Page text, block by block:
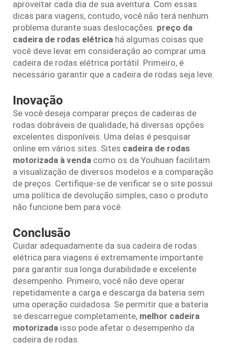
aproveitar cada dia de sua aventura. Com essas
dicas para viagens, contudo, você não terá nenhum
problema durante suas deslocações. preço da
cadeira de rodas elétrica há algumas coisas que
você deve levar em consideração ao comprar uma
cadeira de rodas elétrica portátil. Primeiro, é
necessário garantir que a cadeira de rodas seja leve.
Inovação
Se você deseja comparar preços de cadeiras de
rodas dobráveis de qualidade, há diversas opções
excelentes disponíveis. Uma delas é pesquisar
online em vários sites. Sites cadeira de rodas
motorizada à venda como os da Youhuan facilitam
a visualização de diversos modelos e a comparação
de preços. Certifique-se de verificar se o site possui
uma política de devolução simples, caso o produto
não funcione bem para você.
Conclusão
Cuidar adequadamente da sua cadeira de rodas
elétrica para viagens é extremamente importante
para garantir sua longa durabilidade e excelente
desempenho. Primeiro, você não deve operar
repetidamente a carga e descarga da bateria sem
uma operação cuidadosa. Se permitir que a bateria
se descarregue completamente, melhor cadeira
motorizada isso pode afetar o desempenho da
cadeira de rodas.